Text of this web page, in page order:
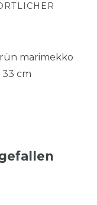
marimekko
cm